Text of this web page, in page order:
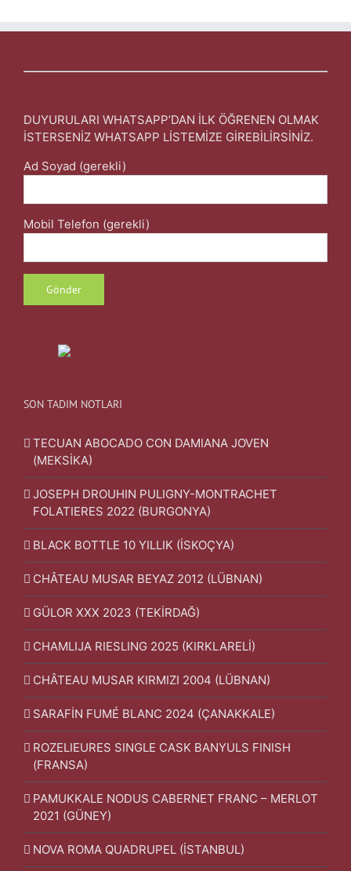
DUYURULARI WHATSAPP’DAN İLK ÖĞRENEN OLMAK
İSTERSENİZ WHATSAPP LİSTEMİZE GİREBİLİRSİNİZ.
Ad Soyad (gerekli)
Mobil Telefon (gerekli)
SON TADIM NOTLARI
TECUAN ABOCADO CON DAMIANA JOVEN
(MEKSİKA)
JOSEPH DROUHIN PULIGNY-MONTRACHET
FOLATIERES 2022 (BURGONYA)
BLACK BOTTLE 10 YILLIK (İSKOÇYA)
CHÂTEAU MUSAR BEYAZ 2012 (LÜBNAN)
GÜLOR XXX 2023 (TEKİRDAĞ)
CHAMLIJA RIESLING 2025 (KIRKLARELİ)
CHÂTEAU MUSAR KIRMIZI 2004 (LÜBNAN)
SARAFİN FUMÉ BLANC 2024 (ÇANAKKALE)
ROZELIEURES SINGLE CASK BANYULS FINISH
(FRANSA)
PAMUKKALE NODUS CABERNET FRANC – MERLOT
2021 (GÜNEY)
NOVA ROMA QUADRUPEL (İSTANBUL)